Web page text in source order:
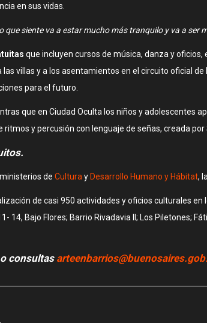
en sus vidas.
que siente va a estar mucho más tranquilo y va a ser
que incluyen cursos de música, danza y
las villas y a los asentamientos en el circuito oficial
para el futuro.
que en Ciudad Oculta los niños y adolescentes
ritmos y percusión con lenguaje de señas, creada
de Cultura y Desarrollo Humano y Hábitat,
de casi 950 actividades y oficios culturales
14, Bajo Flores; Barrio Rivadavia II; Los Piletones;
consultas